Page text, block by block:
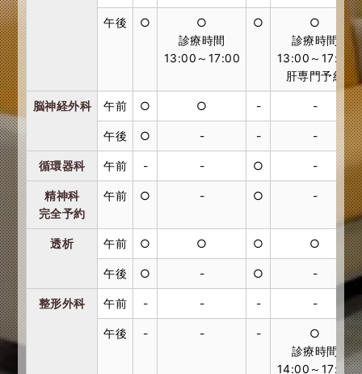
午後 ○
○
診療時間
13:00～17:00
○
○
診療時間
13:00～17:00
肝専門予約
脳神経外科 午前 ○ ○ - -
午後 ○ - - -
循環器科 午前 - - ○ -
精神科
完全予約
午前 ○ - ○ -
透析 午前 ○ ○ ○ ○
午後 ○ - ○ -
整形外科 午前 - - - -
午後 - - -
○
診療時間
14:00～17:00